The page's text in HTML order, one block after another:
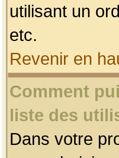
utilisant un
etc.
Revenir en
Comment
liste des
Dans votre